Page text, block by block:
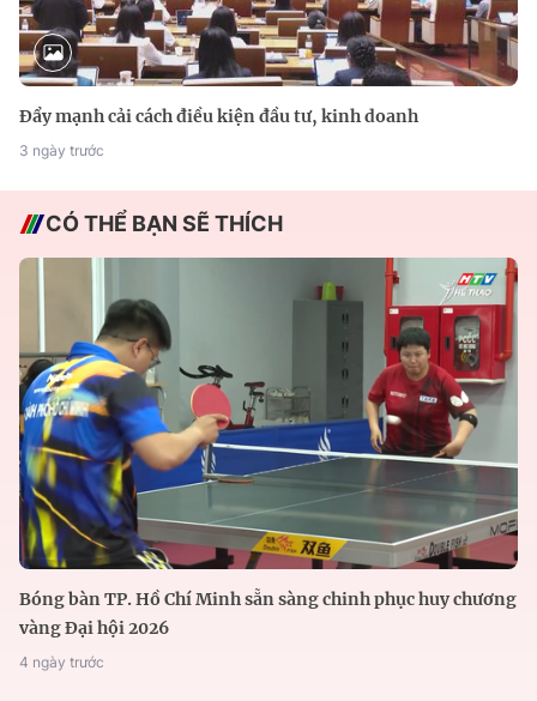
Đẩy mạnh cải cách điều kiện đầu tư, kinh doanh
3 ngày trước
CÓ THỂ BẠN SẼ THÍCH
Bóng bàn TP. Hồ Chí Minh sẵn sàng chinh phục huy chương
vàng Đại hội 2026
4 ngày trước